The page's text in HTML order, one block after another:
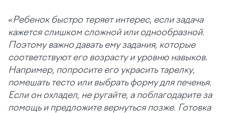
«Ребенок быстро теряет интерес, если задача
кажется слишком сложной или однообразной.
Поэтому важно давать ему задания, которые
соответствуют его возрасту и уровню навыков.
Например, попросите его украсить тарелку,
помешать тесто или выбрать форму для печенья.
Если он охладел, не ругайте, а поблагодарите за
помощь и предложите вернуться позже. Готовка